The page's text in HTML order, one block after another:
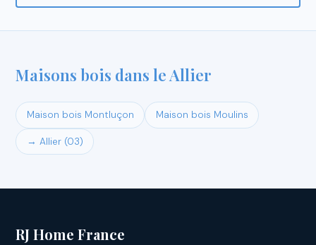
Maisons bois dans le Allier
Maison bois Montluçon Maison bois Moulins
→ Allier (03)
RJ Home France